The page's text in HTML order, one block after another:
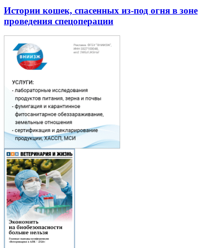
Истории кошек, спасенных из-под огня в зоне
проведения спецоперации